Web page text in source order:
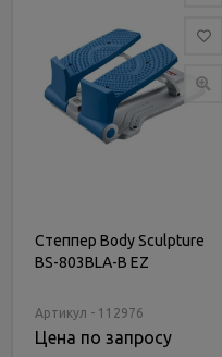
Степпер Body Sculpture
BS-803BLA-B EZ
Артикул - 112976
Цена по запросу